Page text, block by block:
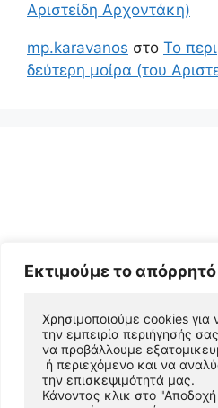
Εκτιμούμε το
Χρησιμοποιούμε cookies για
την εμπειρία περιήγησής
να προβάλλουμε
ή περιεχόμενο και να
την επισκεψιμότητά μας.
Κάνοντας κλικ στο
Αριστείδη Αρχοντάκη)
mp.karavanos στο Το
δεύτερη μοίρα (του
© 2026 Αριστείδης